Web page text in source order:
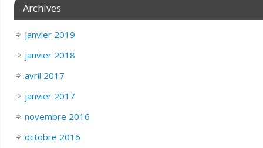
Archives
janvier 2019
janvier 2018
avril 2017
janvier 2017
novembre 2016
octobre 2016